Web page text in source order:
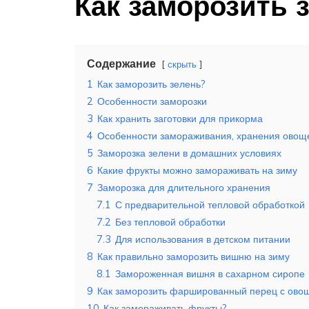
Содержание скрыть
1 Как заморозить зелень?
2 Особенности заморозки
3 Как хранить заготовки для прикорма
4 Особенности замораживания, хранения
5 Заморозка зелени в домашних условиях
6 Какие фрукты можно замораживать на зиму
7 Заморозка для длительного хранения
7.1 С предварительной тепловой обработкой
7.2 Без тепловой обработки
7.3 Для использования в детском питании
8 Как правильно заморозить вишню на зиму
8.1 Замороженная вишня в сахарном сиропе
9 Как заморозить фаршированный перец с